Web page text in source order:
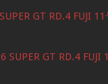
GT RD.4 FUJI
SUPER GT RD.4 FUJI